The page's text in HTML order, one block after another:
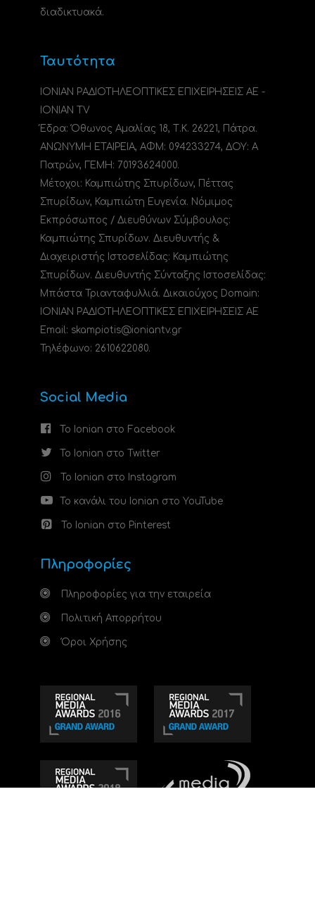
διαδικτυακά.
Ταυτότητα
ΙΟΝΙΑΝ ΡΑΔΙΟΤΗΛΕΟΠΤΙΚΕΣ ΕΠΙΧΕΙΡΗΣΕΙΣ ΑΕ -
IONIAN TV
Έδρα: Όθωνος Αμαλίας 18, Τ.Κ. 26221, Πάτρα.
ΑΝΩΝΥΜΗ ΕΤΑΙΡΕΙΑ, ΑΦΜ: 094233274, ΔΟΥ: A
Πατρών, ΓΕΜΗ: 70193624000.
Μέτοχοι: Καμπιώτης Σπυρίδων, Πέττας
Σπυρίδων, Καμπιώτη Ευγενία. Νόμιμος
Εκπρόσωπος / Διευθύνων Σύμβουλος:
Καμπιώτης Σπυρίδων. Διευθυντής &
Διαχειριστής Ιστοσελίδας: Καμπιώτης
Σπυρίδων. Διευθυντής Σύνταξης Ιστοσελίδας:
Μπάστα Τριανταφυλλιά. Δικαιούχος Domain:
ΙΟΝΙΑΝ ΡΑΔΙΟΤΗΛΕΟΠΤΙΚΕΣ ΕΠΙΧΕΙΡΗΣΕΙΣ ΑΕ
Email: skampiotis@ioniantv.gr
Τηλέφωνο: 2610622080.
Social Media
Το Ionian στο Facebook
Το Ionian στο Twitter
Το Ionian στο Instagram
Το κανάλι του Ionian στο YouTube
Το Ionian στο Pinterest
Πληροφορίες
Πληροφορίες για την εταιρεία
Πολιτική Απορρήτου
Όροι Χρήσης